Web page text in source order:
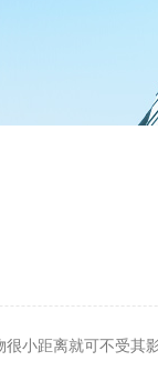
小距离就可不受其影